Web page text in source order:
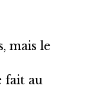
mais le
fait au